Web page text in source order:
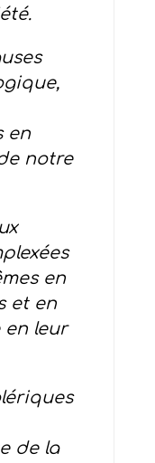
en
notre
en
et en
en leur
de la